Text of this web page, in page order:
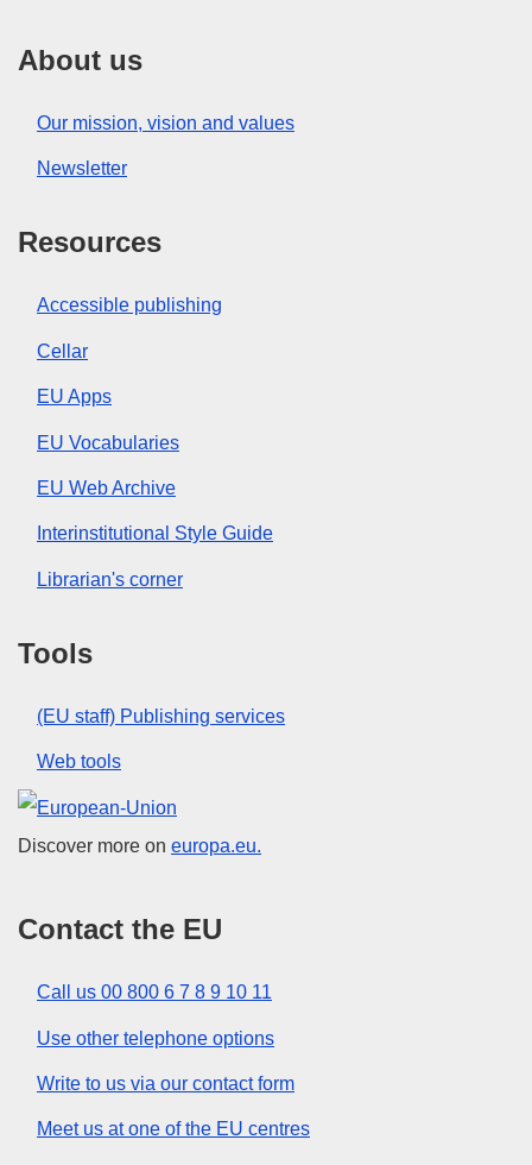
About us
Our mission, vision and values
Newsletter
Resources
Accessible publishing
Cellar
EU Apps
EU Vocabularies
EU Web Archive
Interinstitutional Style Guide
Librarian's corner
Tools
(EU staff) Publishing services
Web tools
European Union
Discover more on europa.eu.
Contact the EU
Call us 00 800 6 7 8 9 10 11
Use other telephone options
Write to us via our contact form
Meet us at one of the EU centres